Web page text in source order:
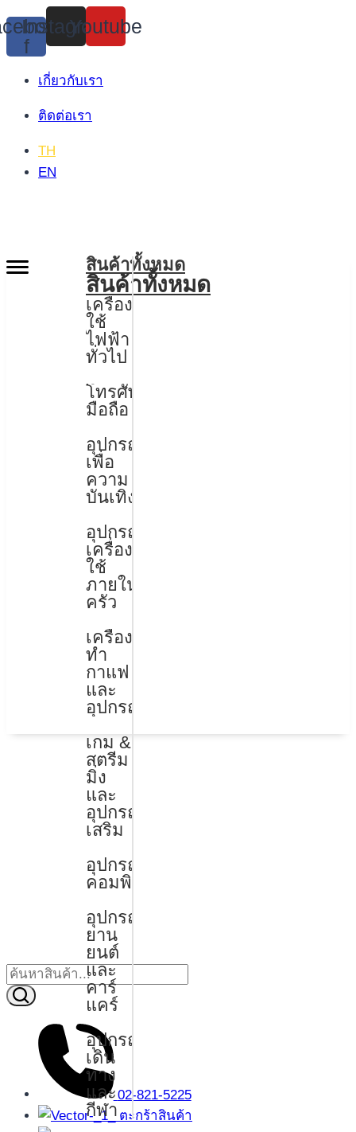
Skip
to
content
f
Instagram
Youtube
เกี่ยวกับเรา
ติดต่อเรา
TH
EN
สินค้าทั้งหมด
สินค้าทั้งหมด
เครื่อง
ใช้
ไฟฟ้า
ทั่วไป
โทรศัพท์
มือถือ
อุปกรณ์
เพื่อ
ความ
บันเทิง
อุปกรณ์
เครื่อง
ใช้
ภายใน
ครัว
เครื่อง
ทำ
กาแฟ
และ
อุปกรณ์
เกม &
สตรีม
มิ่ง
และ
อุปกรณ์
เสริม
อุปกรณ์
คอมพิวเตอร์
อุปกรณ์
ยาน
ยนต์
และ
คาร์
แคร์
อุปกรณ์
เดิน
ทาง
และ
กีฬา
02-821-5225
ตะกร้าสินค้า